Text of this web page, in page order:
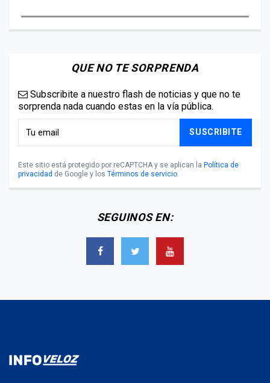
QUE NO TE SORPRENDA
Subscribite a nuestro flash de noticias y que no te
sorprenda nada cuando estas en la vía pública.
SUSCRIBITE
Este sitio está protegido por reCAPTCHA y se aplican la Política de
privacidad de Google y los Términos de servicio.
SEGUINOS EN: